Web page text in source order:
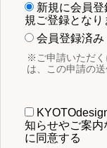
新規に会員
規ご登録となり
会員登録済み
※ご申請いただく
は、この申請の
知らせやご案内
に同意する